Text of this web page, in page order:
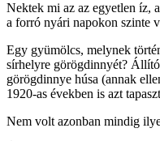
Nektek mi az az egyetlen íz,
a forró nyári napokon szinte
Egy gyümölcs, melynek
sírhelyre görögdinnyét?
görögdinnye húsa (annak
1920-as években is azt
Nem volt azonban mindig